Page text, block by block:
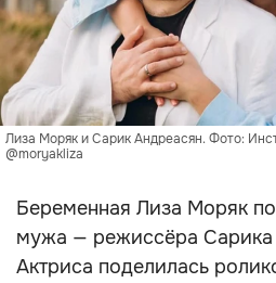
Лиза Моряк и Сарик Андреасян. Фото:
@moryakliza
Беременная Лиза Моряк
мужа — режиссёра Сарика
Актриса поделилась